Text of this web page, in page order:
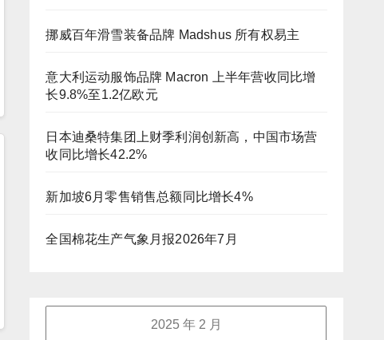
挪威百年滑雪装备品牌 Madshus 所有权易主
意大利运动服饰品牌 Macron 上半年营收同比增
长9.8%至1.2亿欧元
日本迪桑特集团上财季利润创新高，中国市场营
收同比增长42.2%
新加坡6月零售销售总额同比增长4%
全国棉花生产气象月报2026年7月
2025 年 2 月